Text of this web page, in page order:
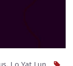
, Lo Yat Lun